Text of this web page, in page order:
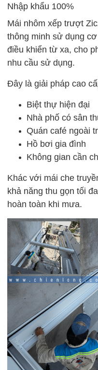
Nhập khẩu 100%
Mái nhôm xếp trượt
thông minh sử dụng
điều khiển từ xa, cho
nhu cầu sử dụng.
Đây là giải pháp cao
Biệt thự hiện đại
Nhà phố có sân
Quán café ngoài
Hồ bơi gia đình
Không gian cần
Khác với mái che
khả năng thu gọn tối
hoàn toàn khi mưa.